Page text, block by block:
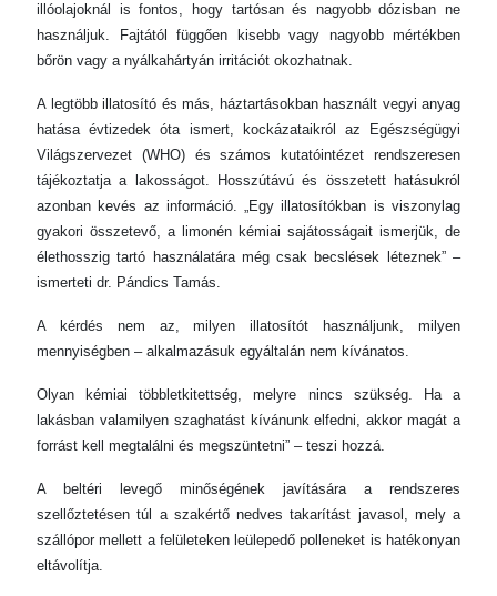
illóolajoknál is fontos, hogy tartósan és nagyobb dózisban ne
használjuk. Fajtától függően kisebb vagy nagyobb mértékben
bőrön vagy a nyálkahártyán irritációt okozhatnak.
A legtöbb illatosító és más, háztartásokban használt vegyi anyag
hatása évtizedek óta ismert, kockázataikról az Egészségügyi
Világszervezet (WHO) és számos kutatóintézet rendszeresen
tájékoztatja a lakosságot. Hosszútávú és összetett hatásukról
azonban kevés az információ. „Egy illatosítókban is viszonylag
gyakori összetevő, a limonén kémiai sajátosságait ismerjük, de
élethosszig tartó használatára még csak becslések léteznek” –
ismerteti dr. Pándics Tamás.
A kérdés nem az, milyen illatosítót használjunk, milyen
mennyiségben – alkalmazásuk egyáltalán nem kívánatos.
Olyan kémiai többletkitettség, melyre nincs szükség. Ha a
lakásban valamilyen szaghatást kívánunk elfedni, akkor magát a
forrást kell megtalálni és megszüntetni” – teszi hozzá.
A beltéri levegő minőségének javítására a rendszeres
szellőztetésen túl a szakértő nedves takarítást javasol, mely a
szállópor mellett a felületeken leülepedő polleneket is hatékonyan
eltávolítja.